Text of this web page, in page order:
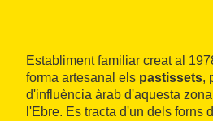
Establiment familiar creat al
forma artesanal els pastissets,
d'influència àrab d'aquesta
l'Ebre. Es tracta d'un dels forns